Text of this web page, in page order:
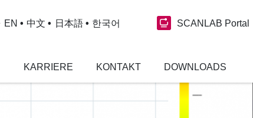
EN 中文 日本語 한국어 SCANLAB Portal
KARRIERE KONTAKT DOWNLOADS